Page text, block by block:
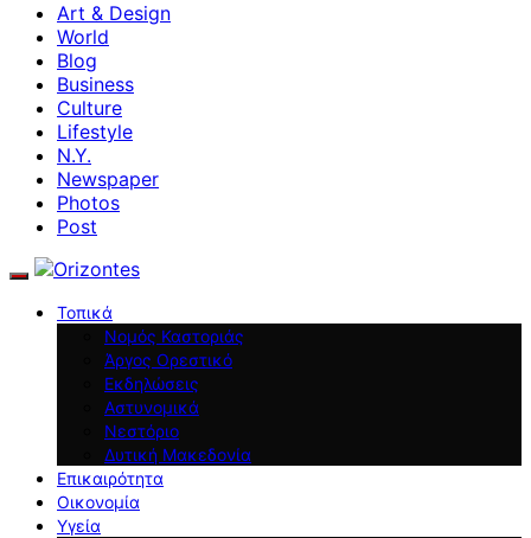
Art & Design
World
Blog
Business
Culture
Lifestyle
N.Y.
Newspaper
Photos
Post
Τοπικά
Νομός Καστοριάς
Άργος Ορεστικό
Εκδηλώσεις
Αστυνομικά
Νεστόριο
Δυτική Μακεδονία
Επικαιρότητα
Οικονομία
Υγεία